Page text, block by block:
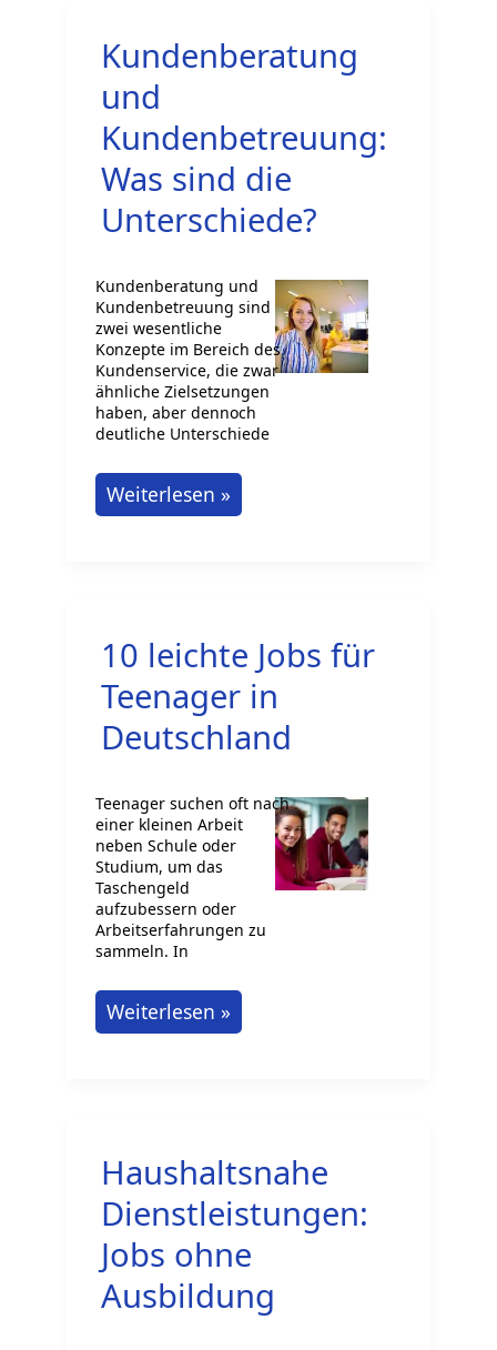
Kundenberatung
und
Kundenbetreuung:
Was sind die
Unterschiede?
Kundenberatung und
Kundenbetreuung sind
zwei wesentliche
Konzepte im Bereich des
Kundenservice, die zwar
ähnliche Zielsetzungen
haben, aber dennoch
deutliche Unterschiede
Kundenberatung
und
die
Unterschiede?
Weiterlesen »
10 leichte Jobs für
Teenager in
Deutschland
Teenager suchen oft nach
einer kleinen Arbeit
neben Schule oder
Studium, um das
Taschengeld
aufzubessern oder
Arbeitserfahrungen zu
sammeln. In
10
leichte
in
Deutschland
Weiterlesen »
Haushaltsnahe
Dienstleistungen:
Jobs ohne
Ausbildung